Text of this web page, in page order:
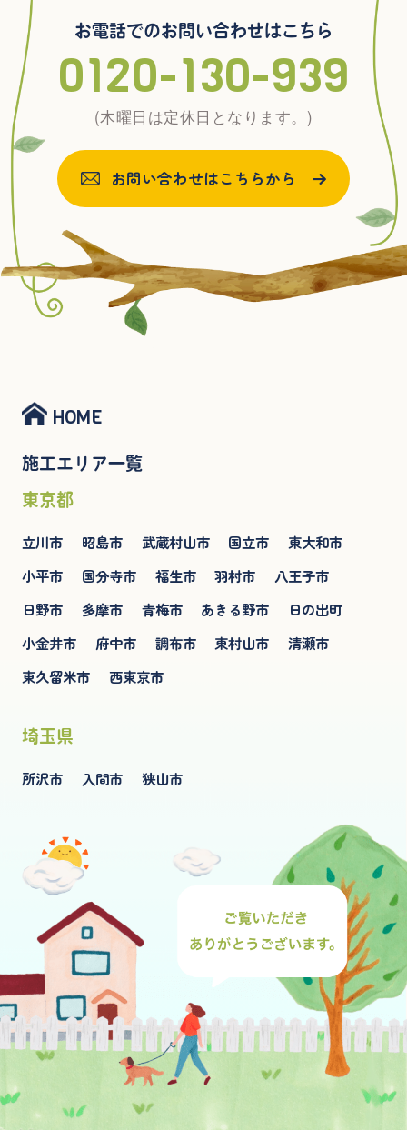
お電話でのお問い合わせはこちら
0120-130-939
(木曜日は定休日となります。)
お問い合わせはこちらから
HOME
施工エリア一覧
東京都
立川市 昭島市 武蔵村山市 国立市
東大和市
小平市
国分寺市 福生市 羽村市
八王子市
日野市
多摩市 青梅市 あきる野市
日の出町
小金井市
府中市 調布市 東村山市
清瀬市
東久留米市
西東京市
埼玉県
所沢市 入間市 狭山市